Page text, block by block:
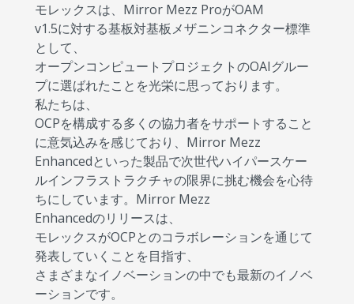
モレックスは、Mirror Mezz ProがOAM
v1.5に対する基板対基板メザニンコネクター標準
として、
オープンコンピュートプロジェクトのOAIグルー
プに選ばれたことを光栄に思っております。
私たちは、
OCPを構成する多くの協力者をサポートすること
に意気込みを感じており、Mirror Mezz
Enhancedといった製品で次世代ハイパースケー
ルインフラストラクチャの限界に挑む機会を心待
ちにしています。Mirror Mezz
Enhancedのリリースは、
モレックスがOCPとのコラボレーションを通じて
発表していくことを目指す、
さまざまなイノベーションの中でも最新のイノベ
ーションです。